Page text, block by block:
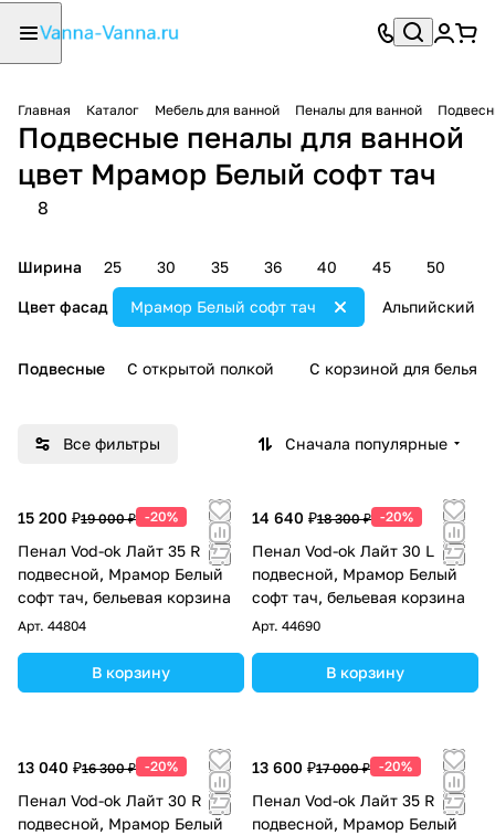
Главная Каталог Мебель для ванной Пеналы для ванной
Подвесные пеналы для ванной
цвет Мрамор Белый софт тач
8
Ширина 25 30 35 36 40 45 50
Цвет фасад Альпийский
Мрамор Белый софт тач
Подвесные С открытой полкой С корзиной для белья
Все фильтры Сначала популярные
15 200 ₽19 000 ₽ -20%
Пенал Vod-ok Лайт 35 R
подвесной, Мрамор Белый
софт тач, бельевая корзина
Арт. 44804
В корзину
14 640 ₽18 300 ₽ -20%
Пенал Vod-ok Лайт 30 L
подвесной, Мрамор Белый
софт тач, бельевая корзина
Арт. 44690
В корзину
13 040 ₽16 300 ₽ -20%
Пенал Vod-ok Лайт 30 R
подвесной, Мрамор Белый
13 600 ₽17 000 ₽ -20%
Пенал Vod-ok Лайт 35 R
подвесной, Мрамор Белый